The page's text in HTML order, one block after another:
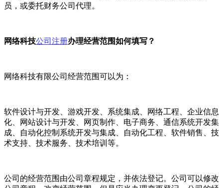
员，或委托财务公司代理。
网络科技公司注册办理经营范围如何填写？
网络科技有限公司经营范围可以为：
软件设计与开发、游戏开发、系统集成、网络工程、企业信息
化、网站设计与开发、网页制作、电子商务、通信系统开发集
成、自动化控制系统开发与集成、自动化工程、软件销售、技
术支持、技术服务、技术培训等。
公司的经营范围由公司章程规定，并依法登记。公司可以修改